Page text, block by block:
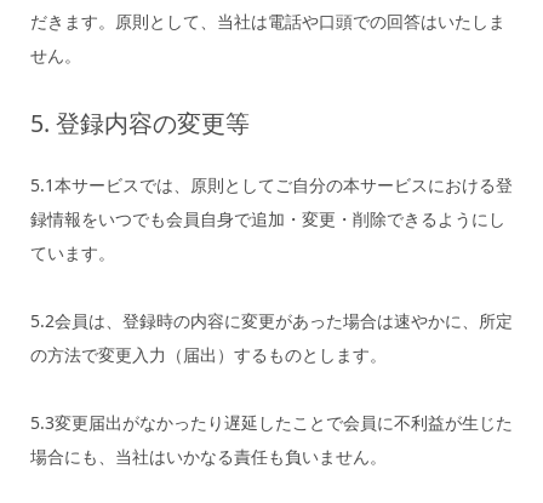
だきます。原則として、当社は電話や口頭での回答はいたしま
せん。
5. 登録内容の変更等
5.1本サービスでは、原則としてご自分の本サービスにおける登
録情報をいつでも会員自身で追加・変更・削除できるようにし
ています。
5.2会員は、登録時の内容に変更があった場合は速やかに、所定
の方法で変更入力（届出）するものとします。
5.3変更届出がなかったり遅延したことで会員に不利益が生じた
場合にも、当社はいかなる責任も負いません。